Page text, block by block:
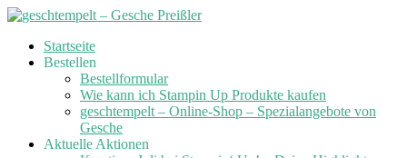
Skip
Startseite
Bestellen
Bestellformular
Wie kann ich Stampin Up Produkte kaufen
geschtempelt – Online-Shop – Spezialangebote von
Gesche
Aktuelle Aktionen